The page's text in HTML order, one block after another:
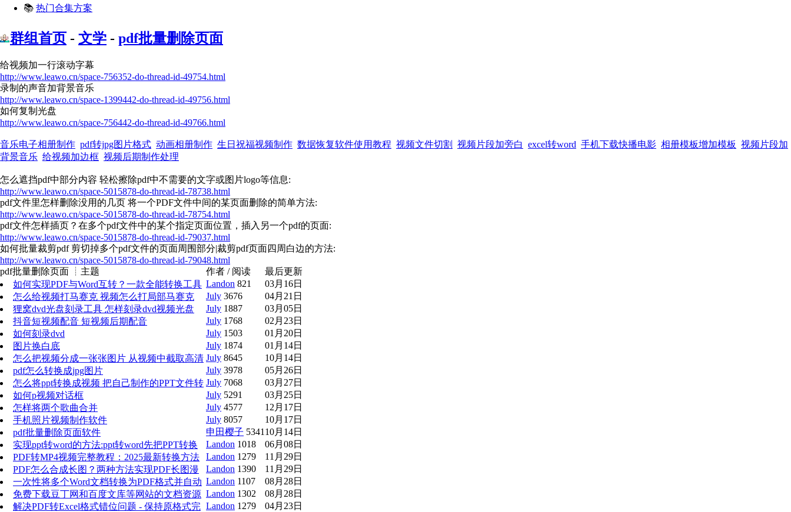
📚 热门合集方案
群组首页 - 文学 - pdf批量删除页面
给视频加一行滚动字幕
http://www.leawo.cn/space-756352-do-thread-id-49754.html
录制的声音加背景音乐
http://www.leawo.cn/space-1399442-do-thread-id-49756.html
如何复制光盘
http://www.leawo.cn/space-756442-do-thread-id-49766.html
音乐电子相册制作 pdf转jpg图片格式 动画相册制作 生日祝福视频制作 数据恢复软件使用教程 视频文件切割 视频片段加旁白 excel转word 手机下载快播电影 相册模板增加模板 视频片段加
背景音乐 给视频加边框 视频后期制作处理
怎么遮挡pdf中部分内容 轻松擦除pdf中不需要的文字或图片logo等信息:
http://www.leawo.cn/space-5015878-do-thread-id-78738.html
pdf文件里怎样删除没用的几页 将一个PDF文件中间的某页面删除的简单方法:
http://www.leawo.cn/space-5015878-do-thread-id-78754.html
pdf文件怎样插页？在多个pdf文件中的某个指定页面位置，插入另一个pdf的页面:
http://www.leawo.cn/space-5015878-do-thread-id-79037.html
如何批量裁剪pdf 剪切掉多个pdf文件的页面周围部分|裁剪pdf页面四周白边的方法:
http://www.leawo.cn/space-5015878-do-thread-id-79048.html
pdf批量删除页面 ┊主题
作者 / 阅读
最后更新
如何实现PDF与Word互转？一款全能转换工具
推荐
Landon 821
03月16日
怎么给视频打马赛克 视频怎么打局部马赛克
July 3676
04月21日
狸窝dvd光盘刻录工具 怎样刻录dvd视频光盘
July 1887
03月05日
抖音短视频配音 短视频后期配音
July 1768
02月23日
如何刻录dvd
July 1503
01月20日
图片换白底
July 1874
01月14日
怎么把视频分成一张张图片 从视频中截取高清
图片
July 8645
10月14日
pdf怎么转换成jpg图片
July 3978
05月26日
怎么将ppt转换成视频 把自己制作的PPT文件转
换成mp4格式的视频文件
July 7068
03月27日
如何p视频对话框
July 5291
03月25日
怎样将两个歌曲合并
July 4577
12月17日
手机照片视频制作软件
July 8057
10月17日
pdf批量删除页面软件
申田樱子 5341 10月14日
实现ppt转word的方法:ppt转word先把PPT转换
PDF、再将PDF转换WORD
Landon 1018
06月08日
PDF转MP4视频完整教程：2025最新转换方法
与软件推荐
Landon 1279
11月29日
PDF怎么合成长图？两种方法实现PDF长图漫
画一键生成
Landon 1390
11月29日
一次性将多个Word文档转换为PDF格式并自动
添加自定义文字水印
Landon 1107
08月28日
免费下载豆丁网和百度文库等网站的文档资源
豆丁文档下载器获取的文件是PDF格式
Landon 1302
08月28日
解决PDF转Excel格式错位问题 - 保持原格式完 Landon 1279
04月23日